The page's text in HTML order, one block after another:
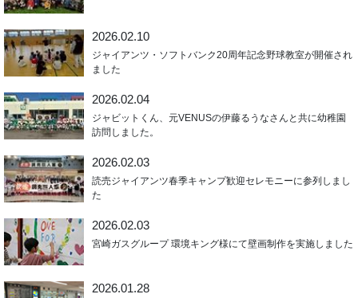
2026.02.10
ジャイアンツ・ソフトバンク20周年記念野球教室が開催され
ました
2026.02.04
ジャビットくん、元VENUSの伊藤るうなさんと共に幼稚園
訪問しました。
2026.02.03
読売ジャイアンツ春季キャンプ歓迎セレモニーに参列しまし
た
2026.02.03
宮崎ガスグループ 環境キング様にて壁画制作を実施しました
2026.01.28